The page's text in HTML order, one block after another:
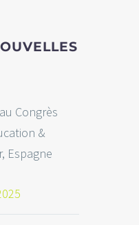
Congrès
&
Espagne